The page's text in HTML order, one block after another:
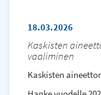
18.03.2026
Kaskisten
vaaliminen
Kaskisten